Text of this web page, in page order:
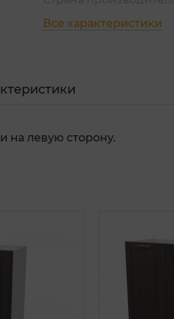
Все характеристики
на левую сторону.